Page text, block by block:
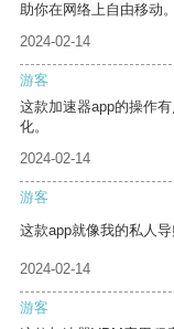
助你在网络上自由移动。
2024-02-14
游客
这款加速器app的操作
化。
2024-02-14
游客
这款app就像我的私人
2024-02-14
游客